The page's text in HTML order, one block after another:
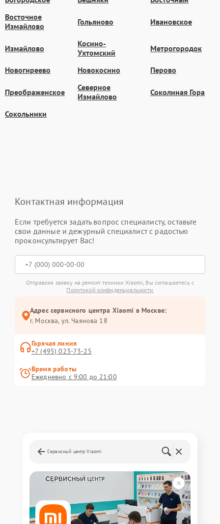
Восточное
Измайлово
Гольяново Ивановское
Измайлово
Косино-
Ухтомский
Метрогородок
Новогиреево Новокосино Перово
Преображенское
Северное
Измайлово
Соколиная Гора
Сокольники
Контактная информация
Если требуется задать вопрос специалисту, оставьте
свои данные и дежурный специалист с радостью
проконсультирует Вас!
Отправляя заявку на ремонт техники Xiaomi, Вы соглашаетесь с
Политикой конфиденциальности
Адрес сервисного центра Xiaomi в Москве:
г. Москва, ул. Чаянова 18
Горячая линия
+7 (495) 023-73-25
Время работы
Ежедневно с 9:00 до 21:00
Сервисный центр Xiaomi